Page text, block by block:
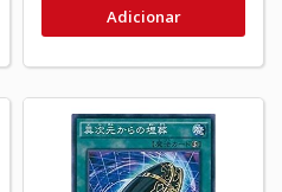
Adicionar